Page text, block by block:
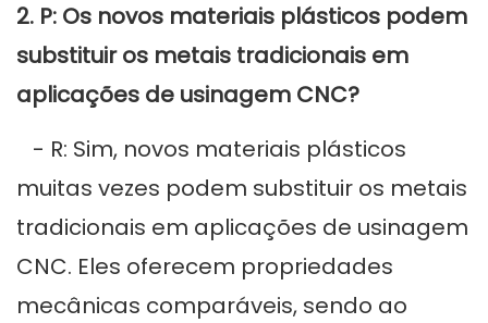
2. P: Os novos materiais plásticos podem
substituir os metais tradicionais em
aplicações de usinagem CNC?
- R: Sim, novos materiais plásticos
muitas vezes podem substituir os metais
tradicionais em aplicações de usinagem
CNC. Eles oferecem propriedades
mecânicas comparáveis, sendo ao